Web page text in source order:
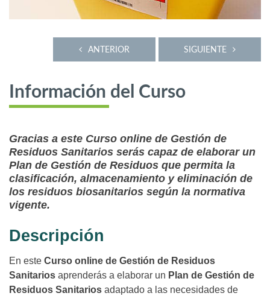
SIGUIENTE
ANTERIOR
Información del Curso
Gracias a este Curso online de Gestión de
Residuos Sanitarios serás capaz de elaborar un
Plan de Gestión de Residuos que permita la
clasificación, almacenamiento y eliminación de
los residuos biosanitarios según la normativa
vigente.
Descripción
En este Curso online de Gestión de Residuos
Sanitarios aprenderás a elaborar un Plan de Gestión de
Residuos Sanitarios adaptado a las necesidades de